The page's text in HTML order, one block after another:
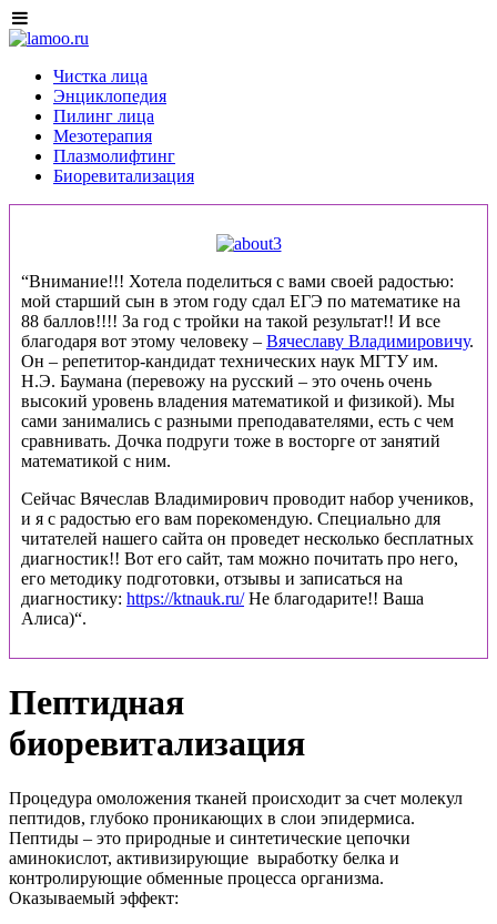
Чистка лица
Энциклопедия
Пилинг лица
Мезотерапия
Плазмолифтинг
Биоревитализация
“Внимание!!! Хотела поделиться с вами своей радостью:
мой старший сын в этом году сдал ЕГЭ по математике на
88 баллов!!!! За год с тройки на такой результат!! И все
благодаря вот этому человеку – Вячеславу Владимировичу.
Он – репетитор-кандидат технических наук МГТУ им.
Н.Э. Баумана (перевожу на русский – это очень очень
высокий уровень владения математикой и физикой). Мы
сами занимались с разными преподавателями, есть с чем
сравнивать. Дочка подруги тоже в восторге от занятий
математикой с ним.
Сейчас Вячеслав Владимирович проводит набор учеников,
и я с радостью его вам порекомендую. Специально для
читателей нашего сайта он проведет несколько бесплатных
диагностик!! Вот его сайт, там можно почитать про него,
его методику подготовки, отзывы и записаться на
диагностику: https://ktnauk.ru/Не благодарите!! Ваша
Алиса)“.
Пептидная
биоревитализация
Процедура омоложения тканей происходит за счет молекул
пептидов, глубоко проникающих в слои эпидермиса.
Пептиды – это природные и синтетические цепочки
аминокислот, активизирующие выработку белка и
контролирующие обменные процесса организма.
Оказываемый эффект: